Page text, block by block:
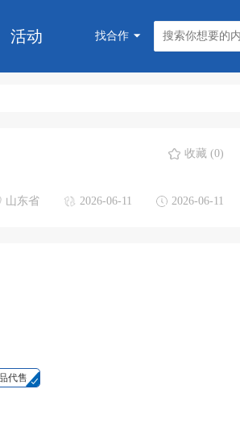
活动 找合作
收藏 (0)
山东省 2026-06-11 2026-06-11
代售